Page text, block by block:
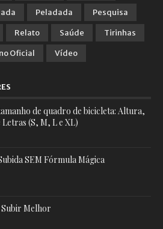
Peladada
Pesquisa
Relato Saúde
Tirinhas
Oficial Vídeo
de quadro de bicicleta: Altura,
Letras (S, M, L e XL)
SEM Fórmula Mágica
Melhor